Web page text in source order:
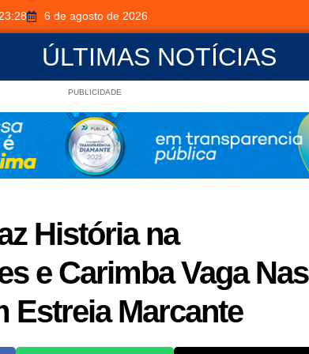
6 de agosto de 2026
ÚLTIMAS NOTÍCIAS
PUBLICIDADE
História na
e Carimba Vaga Nas
Estreia Marcante